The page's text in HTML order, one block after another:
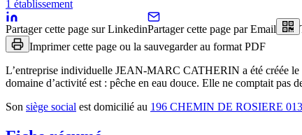
1 établissement
Partager cette page sur LinkedinPartager cette page par Email
Imprimer cette page ou la sauvegarder au format PDF
L’entreprise individuelle JEAN-MARC CATHERIN a été créée le
domaine d’activité est : pêche en eau douce. Elle ne comptait pas
Son siège social est domicilié au 196 CHEMIN DE ROSIERE